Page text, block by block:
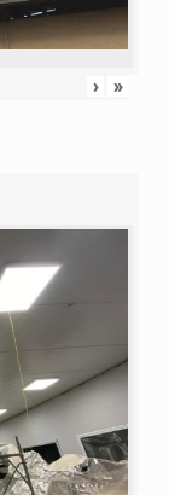
› »